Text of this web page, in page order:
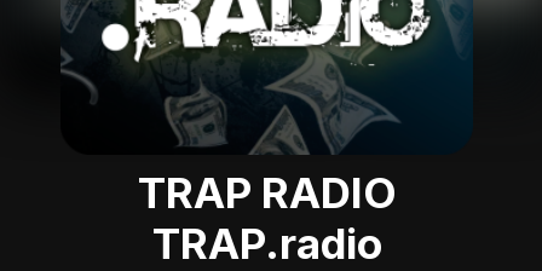
TRAP RADIO
TRAP.radio